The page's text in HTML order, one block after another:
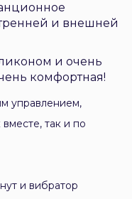
и внешней
и очень
комфортная!
управлением,
так и по
и вибратор